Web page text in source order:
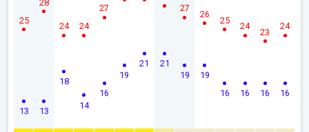
13
25
13
18
24
14
24
16
27
19
21 21
19
27
19
26
16
25
16
24
16
23
16
24